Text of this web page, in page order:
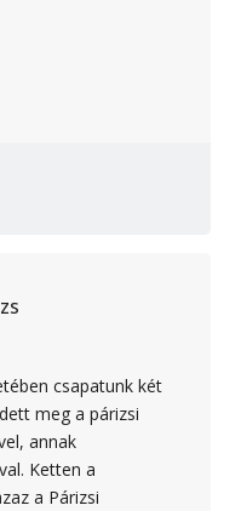
csapatunk két
meg a párizsi
annak
Ketten a
a Párizsi